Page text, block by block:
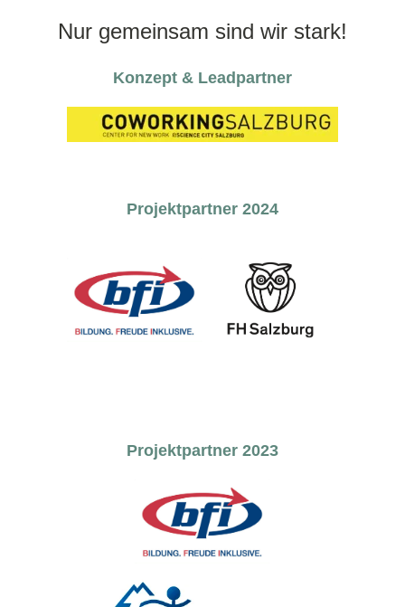
Nur gemeinsam sind wir stark!
Konzept & Leadpartner
Projektpartner 2024
Projektpartner 2023